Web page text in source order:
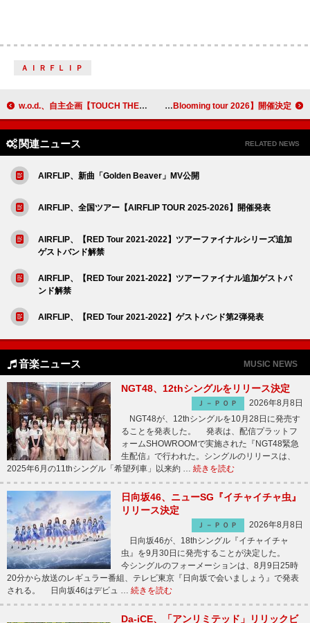
ＡＩＲＦＬＩＰ
w.o.d.、自主企画【TOUCH THE PINK MOON】ゲストアクト＆DJ解禁 Wienners、新体制始動ツアー【Blooming tour 2026】開催決定
関連ニュース RELATED NEWS
AIRFLIP、新曲「Golden Beaver」MV公開
AIRFLIP、全国ツアー【AIRFLIP TOUR 2025-2026】開催発表
AIRFLIP、【RED Tour 2021-2022】ツアーファイナルシリーズ追加
ゲストバンド解禁
AIRFLIP、【RED Tour 2021-2022】ツアーファイナル追加ゲストバ
ンド解禁
AIRFLIP、【RED Tour 2021-2022】ゲストバンド第2弾発表
音楽ニュース MUSIC NEWS
NGT48、12thシングルをリリース決定
Ｊ－ＰＯＰ
2026年8月8日
NGT48が、12thシングルを10月28日に発売す
ることを発表した。 発表は、配信プラットフ
ォームSHOWROOMで実施された『NGT48緊急
生配信』で行われた。シングルのリリースは、
2025年6月の11thシングル「希望列車」以来約 … 続きを読む
日向坂46、ニューSG『イチャイチャ虫』
リリース決定
Ｊ－ＰＯＰ
2026年8月8日
日向坂46が、18thシングル『イチャイチャ
虫』を9月30日に発売することが決定した。
今シングルのフォーメーションは、8月9日25時
20分から放送のレギュラー番組、テレビ東京『日向坂で会いましょう』で発表
される。 日向坂46はデビュ … 続きを読む
Da-iCE、「アンリミテッド」リリックビ